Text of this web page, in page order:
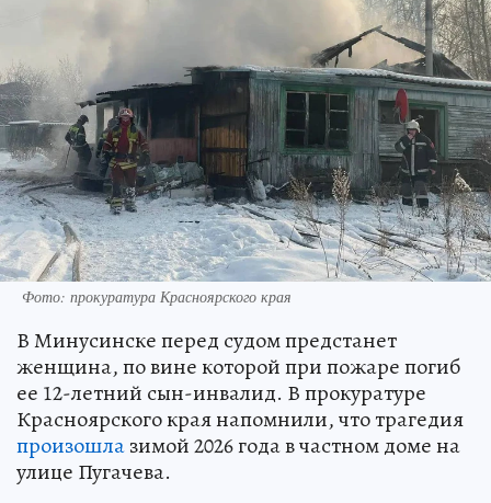
Фото: прокуратура Красноярского края
В Минусинске перед судом предстанет
женщина, по вине которой при пожаре погиб
ее 12-летний сын-инвалид. В прокуратуре
Красноярского края напомнили, что трагедия
произошлазимой 2026 года в частном доме на
улице Пугачева.